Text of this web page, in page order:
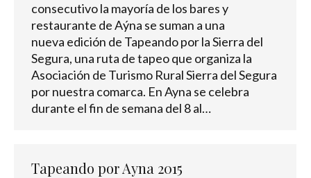
consecutivo la mayoría de los bares y
restaurante de Aýna se suman a una
nueva edición de Tapeando por la Sierra del
Segura, una ruta de tapeo que organiza la
Asociación de Turismo Rural Sierra del Segura
por nuestra comarca. En Ayna se celebra
durante el fin de semana del 8 al…
Tapeando por Ayna 2015